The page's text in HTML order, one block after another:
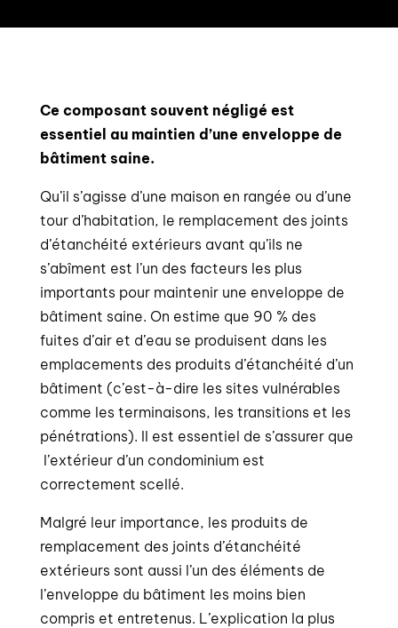
Ce composant souvent négligé est
essentiel au maintien d’une enveloppe de
bâtiment saine.
Qu’il s’agisse d’une maison en rangée ou d’une
tour d’habitation, le remplacement des joints
d’étanchéité extérieurs avant qu’ils ne
s’abîment est l’un des facteurs les plus
importants pour maintenir une enveloppe de
bâtiment saine. On estime que 90 % des
fuites d’air et d’eau se produisent dans les
emplacements des produits d’étanchéité d’un
bâtiment (c’est-à-dire les sites vulnérables
comme les terminaisons, les transitions et les
pénétrations). Il est essentiel de s’assurer que
l’extérieur d’un condominium est
correctement scellé.
Malgré leur importance, les produits de
remplacement des joints d’étanchéité
extérieurs sont aussi l’un des éléments de
l’enveloppe du bâtiment les moins bien
compris et entretenus. L’explication la plus